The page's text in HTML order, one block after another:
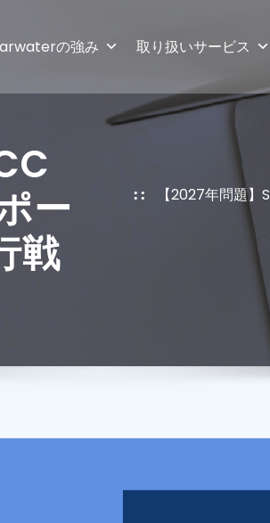
の強み 取り扱いサービス
ー
戦
【2027年問題